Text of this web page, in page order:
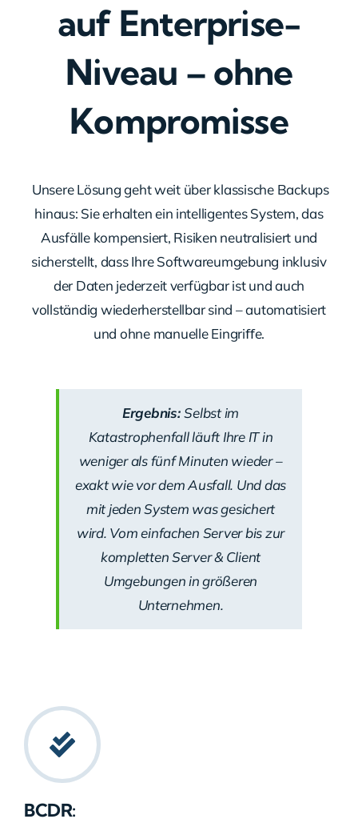
auf Enterprise-
Niveau – ohne
Kompromisse
Unsere Lösung geht weit über klassische Backups
hinaus: Sie erhalten ein intelligentes System, das
Ausfälle kompensiert, Risiken neutralisiert und
sicherstellt, dass Ihre Softwareumgebung inklusiv
der Daten jederzeit verfügbar ist und auch
vollständig wiederherstellbar sind – automatisiert
und ohne manuelle Eingriﬀe.
Ergebnis:Selbst im
Katastrophenfall läuft Ihre IT in
weniger als fünf Minuten wieder –
exakt wie vor dem Ausfall. Und das
mit jeden System was gesichert
wird. Vom einfachen Server bis zur
kompletten Server & Client
Umgebungen in größeren
Unternehmen.
BCDR: